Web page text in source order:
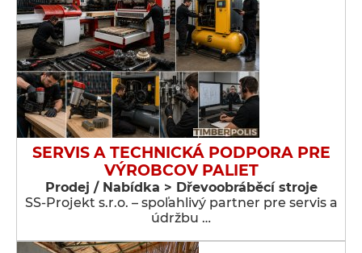
SERVIS A TECHNICKÁ PODPORA PRE
VÝROBCOV PALIET
Prodej / Nabídka > Dřevoobráběcí stroje
SS-Projekt s.r.o. – spoľahlivý partner pre servis a
údržbu …